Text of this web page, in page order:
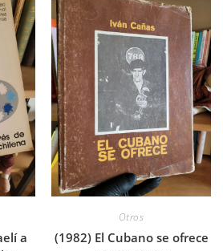
a
Otros
(1982) El Cubano se ofrece